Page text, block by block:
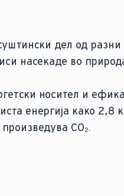
дел од разни
насекаде во
носител и
енергија како 2,8
CO₂.